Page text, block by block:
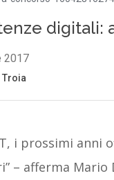
i prossimi anni
– afferma Mario